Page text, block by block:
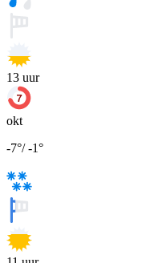
13 uur
okt
-7°/-1°